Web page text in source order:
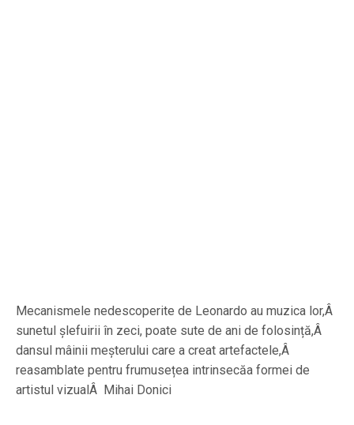
Mecanismele nedescoperite de Leonardo au muzica lor,Â
sunetul șlefuirii în zeci, poate sute de ani de folosință,Â
dansul mâinii meșterului care a creat artefactele,Â
reasamblate pentru frumusețea intrinsecăa formei de
artistul vizualÂ Mihai Donici